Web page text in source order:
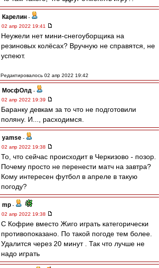
Карелин -
02 апр 2022 19:41
Неужели нет мини-снегоуборщика на
резиновых колёсах? Вручную не справятся, не
успеют.
Редактировалось 02 апр 2022 19:42
МосфОлд -
02 апр 2022 19:39
Баранку девкам за то что не подготовили
поляну. И..., расходимся.
yamse -
02 апр 2022 19:38
То, что сейчас происходит в Черкизово - позор.
Почему просто не перенести матч на завтра?
Кому интересен футбол в апреле в такую
погоду?
mp -
02 апр 2022 19:38
С Кофрие вместо Жиго играть категорически
противопоказано. По такой погоде тем более.
Удалится через 20 минут . Так что лучше не
надо играть